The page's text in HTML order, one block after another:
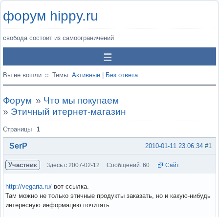
форум hippy.ru
свобода состоит из самоограничений
Вы не вошли. Темы: Активные Без ответа
Форум » Что мы покупаем
» Этичный итернет-магазин
Страницы 1
#1
2010-01-11 23:06:34
SerP
Участник Здесь с 2007-02-12 Сообщений: 60 Сайт
http://vegaria.ru/ вот ссылка.
Там можно не только этичные продукты заказать, но и какую-нибудь
интересную информацию почитать.